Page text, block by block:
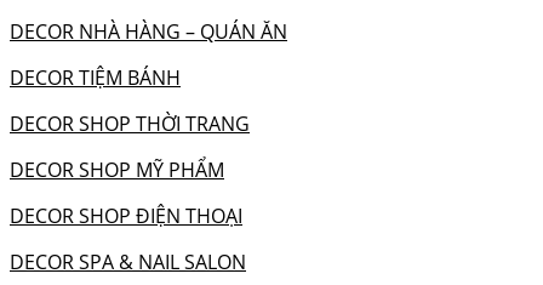
DECOR NHÀ HÀNG – QUÁN ĂN
DECOR TIỆM BÁNH
DECOR SHOP THỜI TRANG
DECOR SHOP MỸ PHẨM
DECOR SHOP ĐIỆN THOẠI
DECOR SPA & NAIL SALON